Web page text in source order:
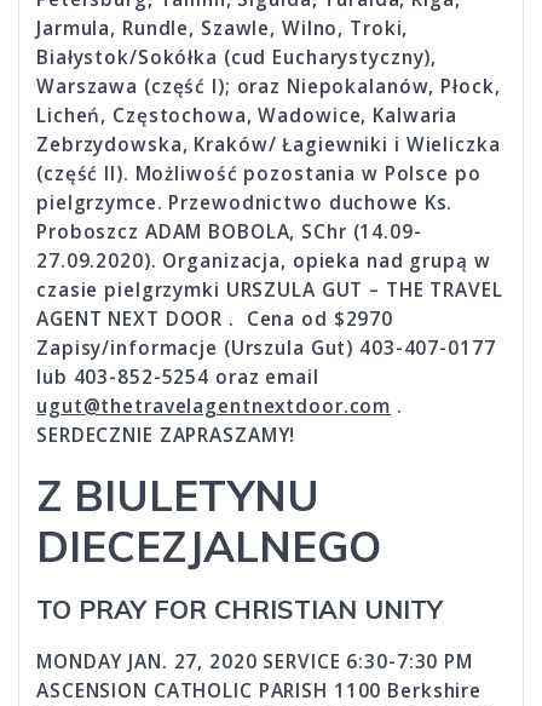
Jarmula, Rundle, Szawle, Wilno, Troki,
Białystok/Sokółka (cud Eucharystyczny),
Warszawa (część I); oraz Niepokalanów, Płock,
Licheń, Częstochowa, Wadowice, Kalwaria
Zebrzydowska, Kraków/ Łagiewniki i Wieliczka
(część II). Możliwość pozostania w Polsce po
pielgrzymce. Przewodnictwo duchowe Ks.
Proboszcz ADAM BOBOLA, SChr (14.09-
27.09.2020). Organizacja, opieka nad grupą w
czasie pielgrzymki URSZULA GUT – THE TRAVEL
AGENT NEXT DOOR . Cena od $2970
Zapisy/informacje (Urszula Gut) 403-407-0177
lub 403-852-5254 oraz email
ugut@thetravelagentnextdoor.com .
SERDECZNIE ZAPRASZAMY!
Z BIULETYNU
DIECEZJALNEGO
TO PRAY FOR CHRISTIAN UNITY
MONDAY JAN. 27, 2020 SERVICE 6:30-7:30 PM
ASCENSION CATHOLIC PARISH 1100 Berkshire